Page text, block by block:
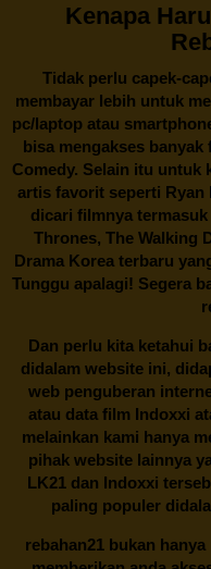
Kenapa
Tidak perlu capek-
membayar lebih untuk
pc/laptop atau
bisa mengakses
Comedy. Selain itu untuk
artis favorit seperti Ryan
dicari filmnya
Thrones, The Walking
Drama Korea terbaru
Tunggu apalagi! Segera
Dan perlu kita ketahui
didalam website ini,
web penguberan
atau data film Indoxxi
melainkan kami hanya
pihak website lainnya
LK21 dan Indoxxi
paling populer
rebahan21bukan hanya